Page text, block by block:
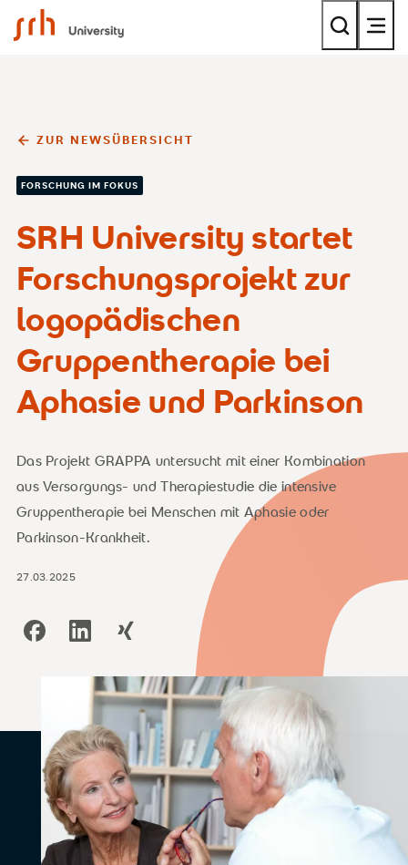
SRH University
ZUR NEWSÜBERSICHT
FORSCHUNG IM FOKUS
SRH University startet
Forschungsprojekt zur
logopädischen
Gruppentherapie bei
Aphasie und Parkinson
Das Projekt GRAPPA untersucht mit einer Kombination
aus Versorgungs- und Therapiestudie die intensive
Gruppentherapie bei Menschen mit Aphasie oder
Parkinson-Krankheit.
27.03.2025